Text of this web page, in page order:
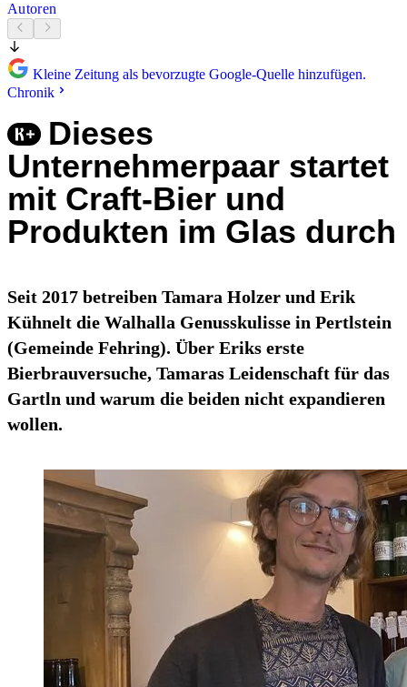
Autoren
Kleine Zeitung als bevorzugte Google-Quelle hinzufügen.
Chronik
Dieses
Unternehmerpaar startet
mit Craft-Bier und
Produkten im Glas durch
Seit 2017 betreiben Tamara Holzer und Erik
Kühnelt die Walhalla Genusskulisse in Pertlstein
(Gemeinde Fehring). Über Eriks erste
Bierbrauversuche, Tamaras Leidenschaft für das
Gartln und warum die beiden nicht expandieren
wollen.